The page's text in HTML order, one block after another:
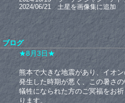
ブログ